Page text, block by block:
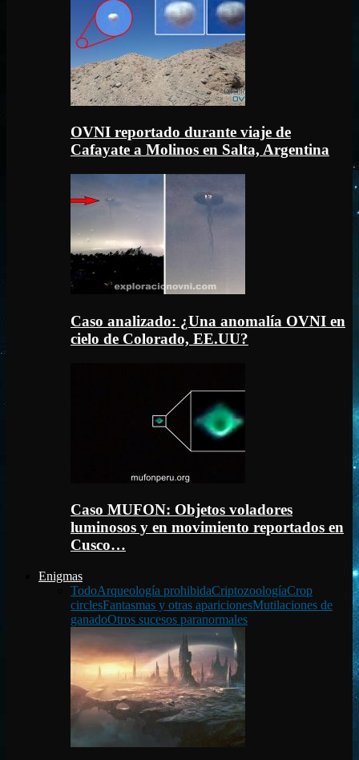
OVNI reportado durante viaje de
Cafayate a Molinos en Salta, Argentina
Caso analizado: ¿Una anomalía OVNI en
cielo de Colorado, EE.UU?
Caso MUFON: Objetos voladores
luminosos y en movimiento reportados en
Cusco…
Enigmas
TodoArqueología prohibidaCriptozoologíaCrop
circlesFantasmas y otras aparicionesMutilaciones de
ganadoOtros sucesos paranormales